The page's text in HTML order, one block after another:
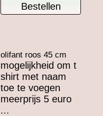
olifant roos 45 cm
mogelijkheid om t
shirt met naam
toe te voegen
meerprijs 5 euro
...